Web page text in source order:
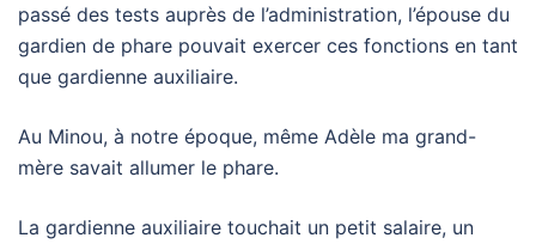
passé des tests auprès de l’administration, l’épouse du
gardien de phare pouvait exercer ces fonctions en tant
que gardienne auxiliaire.
Au Minou, à notre époque, même Adèle ma grand-
mère savait allumer le phare.
La gardienne auxiliaire touchait un petit salaire, un